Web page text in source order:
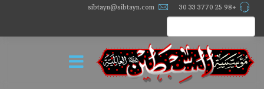
+98 25 3770 33 30
sibtayn@sibtayn.com